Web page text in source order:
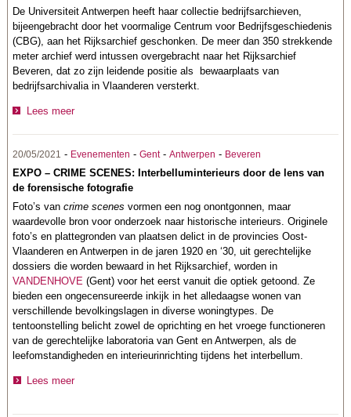
De Universiteit Antwerpen heeft haar collectie bedrijfsarchieven,
bijeengebracht door het voormalige Centrum voor Bedrijfsgeschiedenis
(CBG), aan het Rijksarchief geschonken. De meer dan 350 strekkende
meter archief werd intussen overgebracht naar het Rijksarchief
Beveren, dat zo zijn leidende positie als bewaarplaats van
bedrijfsarchivalia in Vlaanderen versterkt.
Lees meer
20/05/2021 - Evenementen -Gent-Antwerpen - Beveren
EXPO – CRIME SCENES: Interbelluminterieurs door de lens van
de forensische fotografie
Foto’s vancrime scenes vormen een nog onontgonnen, maar
waardevolle bron voor onderzoek naar historische interieurs. Originele
foto’s en plattegronden van plaatsen delict in de provincies Oost-
Vlaanderen en Antwerpen in de jaren 1920 en ‘30, uit gerechtelijke
dossiers die worden bewaard in het Rijksarchief, worden in
VANDENHOVE (Gent) voor het eerst vanuit die optiek getoond. Ze
bieden een ongecensureerde inkijk in het alledaagse wonen van
verschillende bevolkingslagen in diverse woningtypes. De
tentoonstelling belicht zowel de oprichting en het vroege functioneren
van de gerechtelijke laboratoria van Gent en Antwerpen, als de
leefomstandigheden en interieurinrichting tijdens het interbellum.
Lees meer